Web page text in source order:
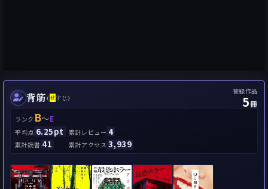
背筋 (せすじ)
登録作品
5冊
ランク B～E
平均点 6.25pt 累計レビュー 4
累計読書 41 累計アクセス 3,939